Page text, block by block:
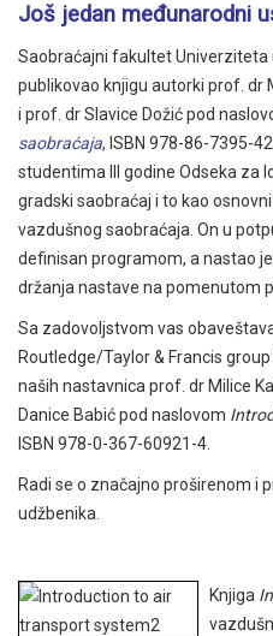
Još jedan međunarodni
Saobraćajni fakultet Univerziteta
publikovao knjigu autorki prof. dr
i prof. dr Slavice Dožić pod
saobraćaja, ISBN 978-86-7395-
studentima III godine Odseka za
gradski saobraćaj i to kao
vazdušnog saobraćaja. On u
definisan programom, a nastao
držanja nastave na pomenutom
Sa zadovoljstvom vas
Routledge/Taylor & Francis
naših nastavnica prof. dr Milice
Danice Babić pod naslovom
ISBN 978-0-367-60921-4.
Radi se o značajno proširenom i
udžbenika.
Knjiga